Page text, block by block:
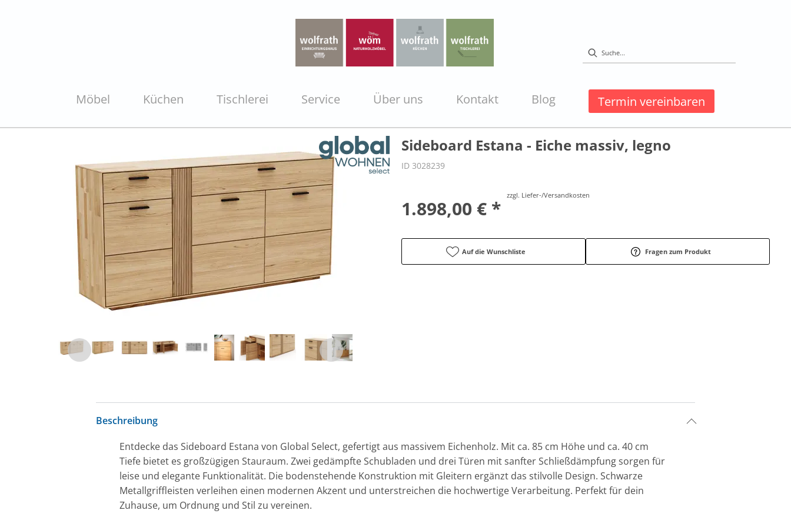
Möbel Küchen Tischlerei Service Über uns Kontakt Blog Termin vereinbaren
Sideboard Estana - Eiche massiv, legno
ID 3028239
1.898,00 € *
zzgl. Liefer-/Versandkosten
Auf die Wunschliste Fragen zum Produkt
Beschreibung
Entdecke das Sideboard Estana von Global Select, gefertigt aus massivem Eichenholz. Mit ca. 85 cm Höhe und ca. 40 cm
Tiefe bietet es großzügigen Stauraum. Zwei gedämpfte Schubladen und drei Türen mit sanfter Schließdämpfung sorgen für
leise und elegante Funktionalität. Die bodenstehende Konstruktion mit Gleitern ergänzt das stilvolle Design. Schwarze
Metallgriffleisten verleihen einen modernen Akzent und unterstreichen die hochwertige Verarbeitung. Perfekt für dein
Zuhause, um Ordnung und Stil zu vereinen.